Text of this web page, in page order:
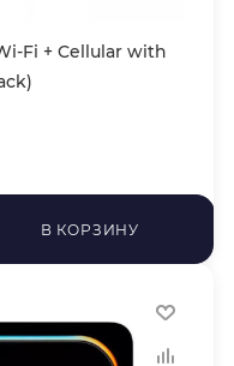
Fi + Cellular with
В КОРЗИНУ